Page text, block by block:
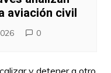
aviación civil
0